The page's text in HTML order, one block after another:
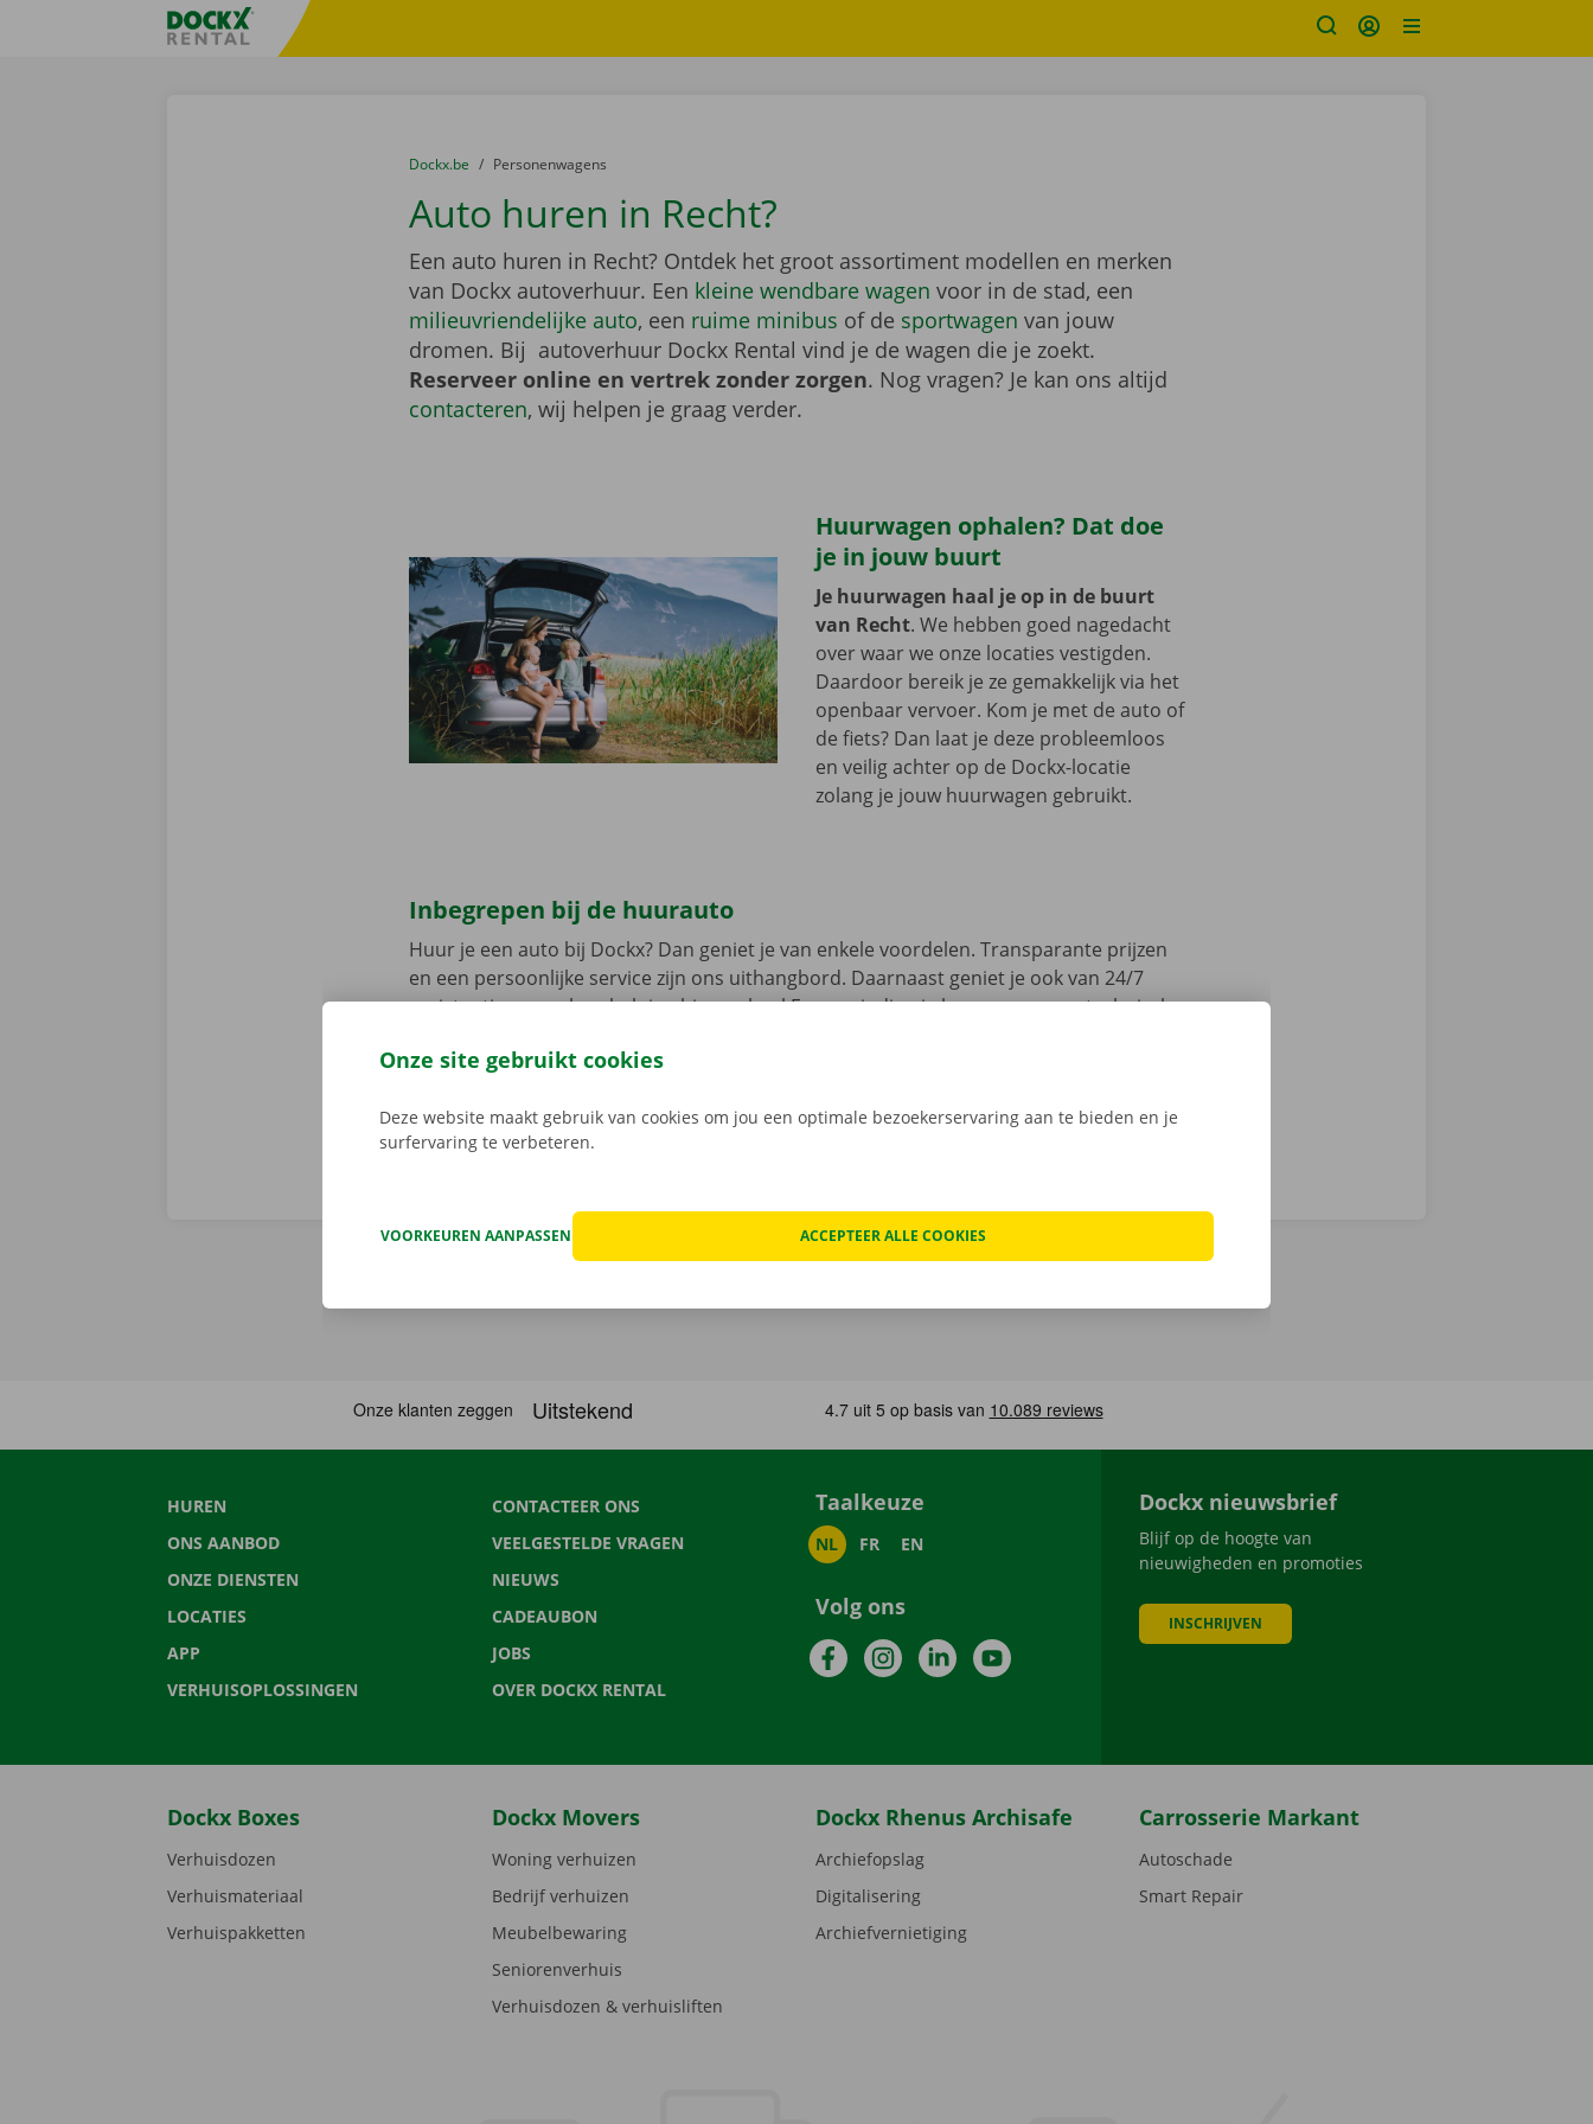
Taalselectie overslaanFratello DEMO
U bevindt zich hier:
van
Dockx.be naar
Personenwagens
Auto huren in Recht?
Een auto huren in Recht? Ontdek het groot assortiment modellen en merken
van Dockx autoverhuur. Een kleine wendbare wagen voor in de stad, een
milieuvriendelijke auto, een ruime minibus of de sportwagen van jouw
dromen. Bij autoverhuur Dockx Rental vind je de wagen die je zoekt.
Reserveer online en vertrek zonder zorgen. Nog vragen? Je kan ons altijd
contacteren, wij helpen je graag verder.
Huurwagen ophalen? Dat doe
je in jouw buurt
Je huurwagen haal je op in de buurt
van Recht. We hebben goed nagedacht
over waar we onze locaties vestigden.
Daardoor bereik je ze gemakkelijk via het
openbaar vervoer. Kom je met de auto of
de fiets? Dan laat je deze probleemloos
en veilig achter op de Dockx-locatie
zolang je jouw huurwagen gebruikt.
Inbegrepen bij de huurauto
Huur je een auto bij Dockx? Dan geniet je van enkele voordelen. Transparante prijzen
en een persoonlijke service zijn ons uithangbord. Daarnaast geniet je ook van 24/7
assistentie en pechverhelping binnen heel Europa indien je huurwagen een technische
HUREN
ONS AANBOD
ONZE DIENSTEN
LOCATIES
APP
VERHUISOPLOSSINGEN
CONTACTEER ONS
VEELGESTELDE VRAGEN
NIEUWS
CADEAUBON
JOBS
OVER DOCKX RENTAL
Taalkeuze
NL FR EN
Volg ons
FacebookInstagramLinkedInYouTube
Dockx nieuwsbrief
Blijf op de hoogte van
nieuwigheden en promoties
INSCHRIJVEN
Dockx Boxes
Verhuisdozen
Verhuismateriaal
Verhuispakketten
Dockx Movers
Woning verhuizen
Bedrijf verhuizen
Meubelbewaring
Seniorenverhuis
Verhuisdozen & verhuisliften
Dockx Rhenus Archisafe
Archiefopslag
Digitalisering
Archiefvernietiging
Carrosserie Markant
Autoschade
Smart Repair
Onze site gebruikt cookies
Deze website maakt gebruik van cookies om jou een optimale bezoekerservaring aan te bieden en je
surfervaring te verbeteren.
VOORKEUREN AANPASSEN ACCEPTEER ALLE COOKIES